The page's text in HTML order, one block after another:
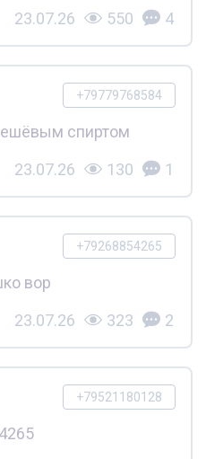
23.07.26 550 4
+79779768584
спиртом
23.07.26 130 1
+79268854265
вор
23.07.26 323 2
+79521180128